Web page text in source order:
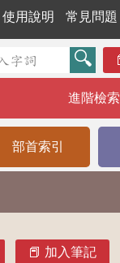
使用說明 常見問題
進階檢索
部首索引
加入筆記